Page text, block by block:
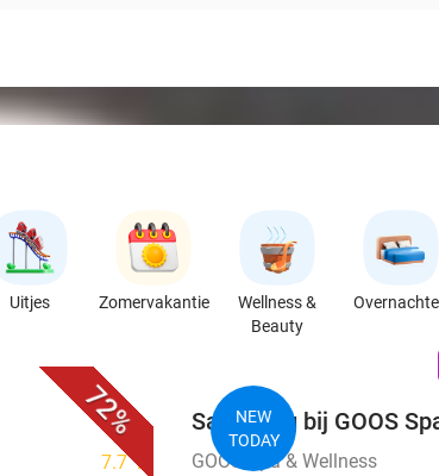
Uitjes Zomervakantie
Wellness &
Beauty
72%
7.7star
NEW
TODAY
Saunadag bij GOOS
GOOS Spa & Wellness